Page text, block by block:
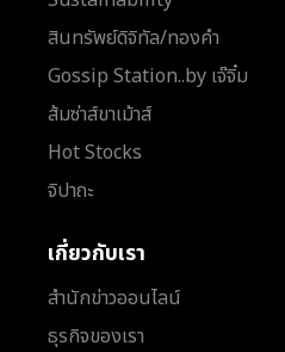
สินทรัพย์ดิจิทัล/ทองคำ
Gossip Station..by เจ๊จิ๋ม
ส้มซ่าส์ขาเม้าส์
Hot Stocks
จิปาถะ
เกี่ยวกับเรา
สำนักข่าวออนไลน์
ธุรกิจของเรา